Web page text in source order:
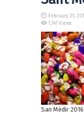
February 21,
1,741 Views
San Médir